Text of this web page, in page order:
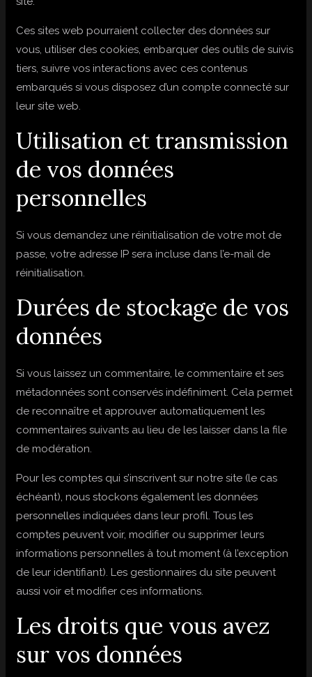
Ces sites web pourraient collecter des données sur
vous, utiliser des cookies, embarquer des outils de suivis
tiers, suivre vos interactions avec ces contenus
embarqués si vous disposez d’un compte connecté sur
leur site web.
Utilisation et transmission
de vos données
personnelles
Si vous demandez une réinitialisation de votre mot de
passe, votre adresse IP sera incluse dans l’e-mail de
réinitialisation.
Durées de stockage de vos
données
Si vous laissez un commentaire, le commentaire et ses
métadonnées sont conservés indéfiniment. Cela permet
de reconnaître et approuver automatiquement les
commentaires suivants au lieu de les laisser dans la file
de modération.
Pour les comptes qui s’inscrivent sur notre site (le cas
échéant), nous stockons également les données
personnelles indiquées dans leur profil. Tous les
comptes peuvent voir, modifier ou supprimer leurs
informations personnelles à tout moment (à l’exception
de leur identifiant). Les gestionnaires du site peuvent
aussi voir et modifier ces informations.
Les droits que vous avez
sur vos données